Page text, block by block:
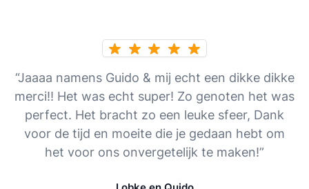
“Jaaaa namens Guido & mij echt een dikke dikke
merci!! Het was echt super! Zo genoten het was
perfect. Het bracht zo een leuke sfeer, Dank
voor de tijd en moeite die je gedaan hebt om
het voor ons onvergetelijk te maken!”